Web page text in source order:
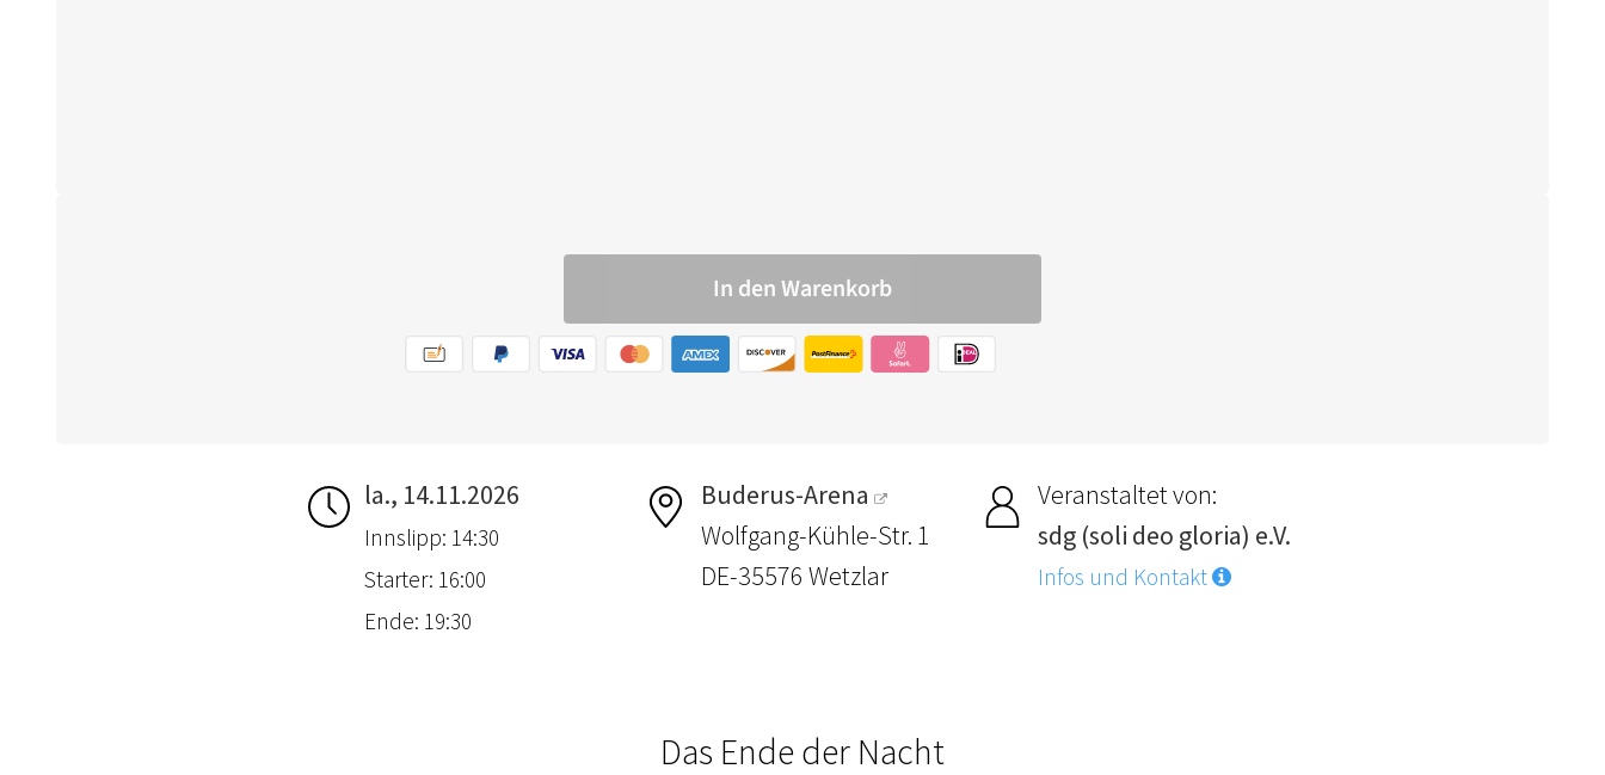
la., 14.11.2026
Innslipp: 14:30
Starter: 16:00
Ende: 19:30
Buderus-Arena
Wolfgang-Kühle-Str. 1
DE-35576 Wetzlar
Veranstaltet von:
sdg (soli deo gloria) e.V.
Infos und Kontakt
Das Ende der Nacht